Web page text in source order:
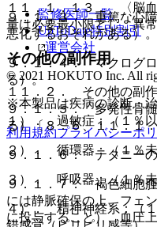
９．１．３． 重篤な心障
悪化するおそれがある）。
９．１．４． マクログロ
る）。
９．１．５． 多発性骨髄
る）〔８．６、１１．１．
９．１．６． テタニー
９．１．７． 褐色細胞
には静脈確保の上、フェ
に投与すること）、血圧
１１．１．１３． 〈脳
量は必要最小限とし、異
その他の副作用
１１．２． その他の副
１）． 過敏症：（１％以
２）． 循環器：（１％
３）． 呼吸器：（１％
４）． 精神神経系：（１
監修医師一覧
UpToDate特別割引
運営会社
© 2021 HOKUTO Inc. All
※本製品は疾病の診断・
利用規約プライバシーポ